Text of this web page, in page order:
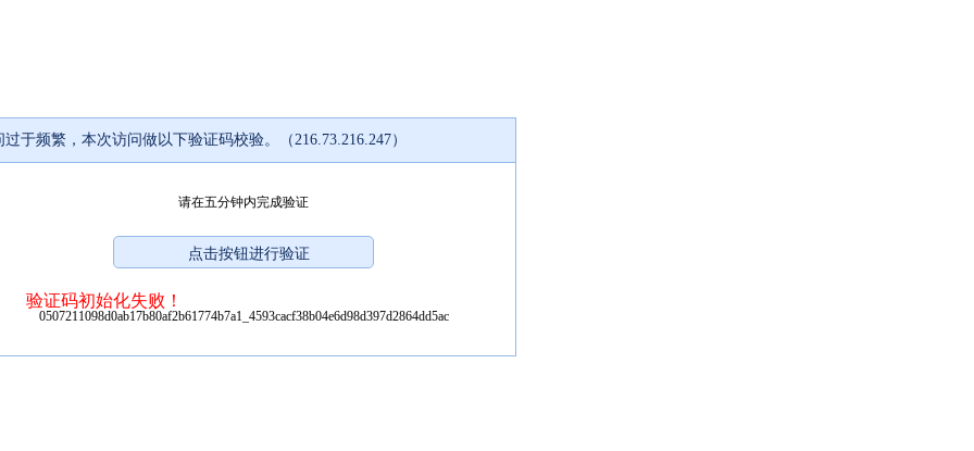
过于频繁，本次访问做以下验证码校验。（216.73.216.247）
请在五分钟内完成验证
验证码初始化失败！
0507211098d0ab17b80af2b61774b7a1_4593cacf38b04e6d98d397d2864dd5ac